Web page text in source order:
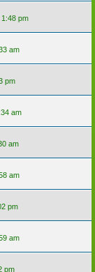
1:48 pm
am
pm
am
am
am
pm
am
pm